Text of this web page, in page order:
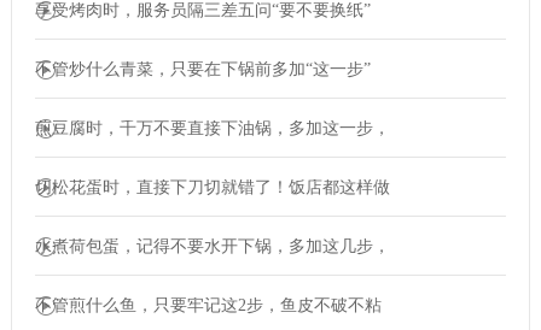
享受烤肉时，服务员隔三差五问“要不要换纸”
不管炒什么青菜，只要在下锅前多加“这一步”
煎豆腐时，千万不要直接下油锅，多加这一步，
切松花蛋时，直接下刀切就错了！饭店都这样做
水煮荷包蛋，记得不要水开下锅，多加这几步，
不管煎什么鱼，只要牢记这2步，鱼皮不破不粘